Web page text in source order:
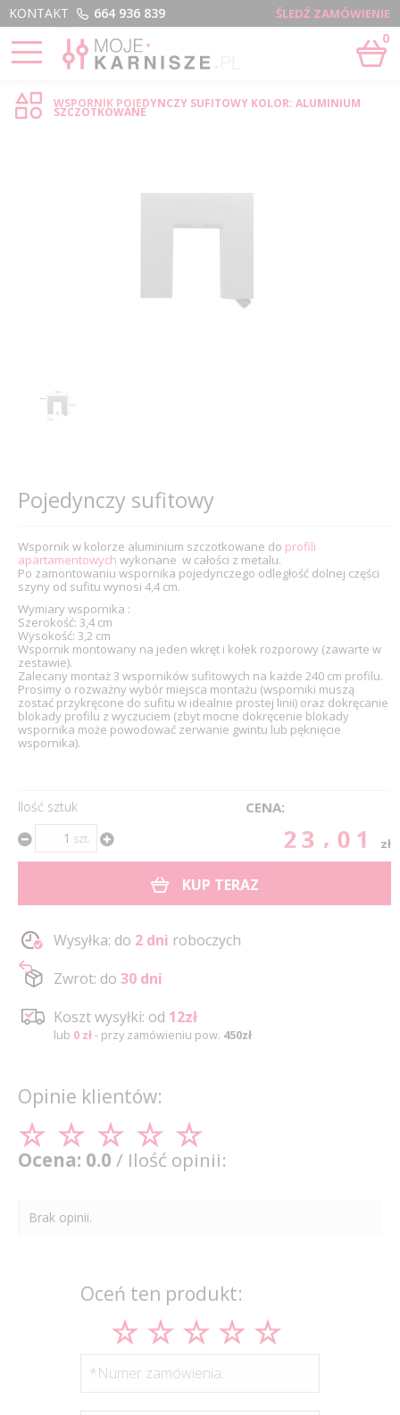
Menu
KONTAKT ŚLEDŹ ZAMÓWIENIE
664 936 839
0
STRONA GŁÓWNA › POJEDYNCZY SUFITOWY - SKLEP INTERNETOWY
WSPORNIK POJEDYNCZY SUFITOWY KOLOR: ALUMINIUM
SZCZOTKOWANE
Pojedynczy sufitowy
Wspornik w kolorze aluminium szczotkowane do profili
apartamentowych wykonane w całości z metalu.
Po zamontowaniu wspornika pojedynczego odległość dolnej części
szyny od sufitu wynosi 4,4 cm.
Wymiary wspornika :
Szerokość: 3,4 cm
Wysokość: 3,2 cm
Wspornik montowany na jeden wkręt i kołek rozporowy (zawarte w
zestawie).
Zalecany montaż 3 wsporników sufitowych na każde 240 cm profilu.
Prosimy o rozważny wybór miejsca montażu (wsporniki muszą
zostać przykręcone do sufitu w idealnie prostej linii) oraz dokręcanie
blokady profilu z wyczuciem (zbyt mocne dokręcenie blokady
wspornika może powodować zerwanie gwintu lub pęknięcie
wspornika).
Ilość sztuk
szt.
CENA:
23.01 zł
KUP TERAZ
Wysyłka: do 2 dni roboczych
Zwrot: do 30 dni
Koszt wysyłki: od 12zł
lub 0 zł- przy zamówieniu pow. 450zł
Opinie klientów:
Ocena: 0.0 / Ilość opinii:
Brak opinii.
Oceń ten produkt:
*Numer zamówienia: